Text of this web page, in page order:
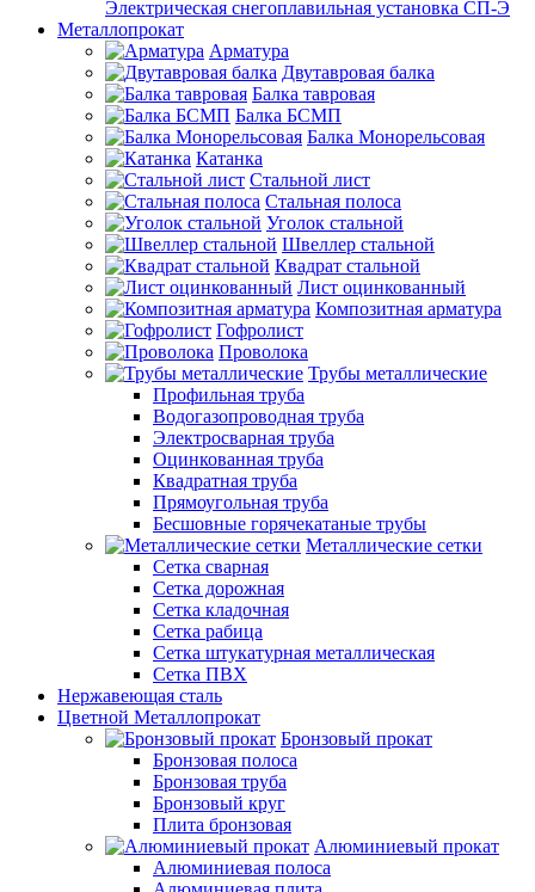
Электрическая снегоплавильная установка СП-Э
Металлопрокат
Арматура
Двутавровая балка
Балка тавровая
Балка БСМП
Балка Монорельсовая
Катанка
Стальной лист
Стальная полоса
Уголок стальной
Швеллер стальной
Квадрат стальной
Лист оцинкованный
Композитная арматура
Гофролист
Проволока
Трубы металлические
Профильная труба
Водогазопроводная труба
Электросварная труба
Оцинкованная труба
Квадратная труба
Прямоугольная труба
Бесшовные горячекатаные трубы
Металлические сетки
Сетка сварная
Сетка дорожная
Сетка кладочная
Сетка рабица
Сетка штукатурная металлическая
Сетка ПВХ
Нержавеющая сталь
Цветной Металлопрокат
Бронзовый прокат
Бронзовая полоса
Бронзовая труба
Бронзовый круг
Плита бронзовая
Алюминиевый прокат
Алюминиевая полоса